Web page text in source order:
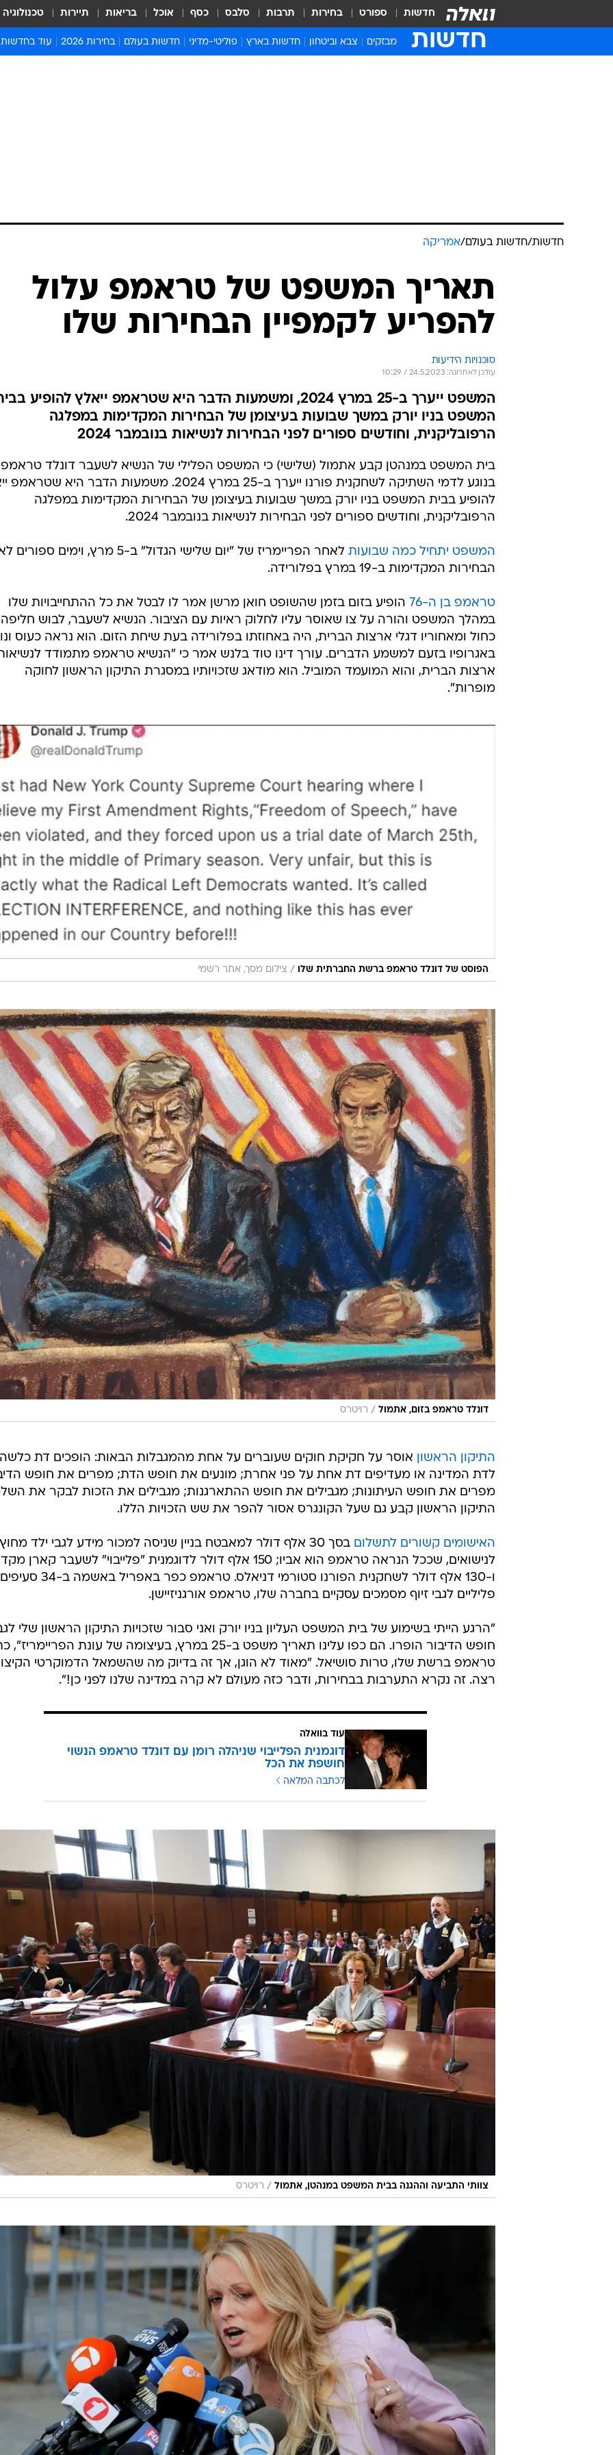
חדשות ספורט בחירות תרבות סלבס כסף אוכל בריאות תיירות טכנולוגיה
חדשות מבזקים צבא וביטחון חדשות בארץ פוליטי-מדיני חדשות בעולם בחירות 2026 עוד בחדשות
חדשות
חדשות/חדשות בעולם/אמריקה
תאריך המשפט של טראמפ עלול
להפריע לקמפיין הבחירות שלו
סוכנויות הידיעות
עודכן לאחרונה: 24.5.2023 / 10:29
המשפט ייערך ב-25 במרץ 2024, ומשמעות הדבר היא שטראמפ ייאלץ להופיע
המשפט בניו יורק במשך שבועות בעיצומן של הבחירות המקדימות במפלגה
הרפובליקנית, וחודשים ספורים לפני הבחירות לנשיאות בנובמבר 2024
בית המשפט במנהטן קבע אתמול (שלישי) כי המשפט הפלילי של הנשיא לשעבר דונלד טראמפ
בנוגע לדמי השתיקה לשחקנית פורנו ייערך ב-25 במרץ 2024. משמעות הדבר היא
להופיע בבית המשפט בניו יורק במשך שבועות בעיצומן של הבחירות המקדימות במפלגה
הרפובליקנית, וחודשים ספורים לפני הבחירות לנשיאות בנובמבר 2024.
המשפט יתחיל כמה שבועות
לאחר הפריימריז של "יום שלישי הגדול" ב-5 מרץ, וימים
הבחירות המקדימות ב-19 במרץ בפלורידה.
טראמפ בן ה-76
הופיע בזום בזמן שהשופט חואן מרשן אמר לו לבטל את כל ההתחייבויות שלו
במהלך המשפט והורה על צו שאוסר עליו לחלוק ראיות עם הציבור. הנשיא לשעבר, לבוש חליפה
כחול ומאחוריו דגלי ארצות הברית, היה באחוזתו בפלורידה בעת שיחת הזום. הוא נראה כעוס
באגרופיו בזעם למשמע הדברים. עורך דינו טוד בלנש אמר כי "הנשיא טראמפ מתמודד
ארצות הברית, והוא המועמד המוביל. הוא מודאג שזכויותיו במסגרת התיקון הראשון לחוקה
מופרות".
הפוסט של דונלד טראמפ ברשת החברתית שלו / צילום מסך, אתר רשמי
דונלד טראמפ בזום, אתמול / רויטרס
התיקון הראשון אוסר על חקיקת חוקים שעוברים על אחת מהמגבלות הבאות: הופכים דת
לדת המדינה או מעדיפים דת אחת על פני אחרת; מונעים את חופש הדת; מפרים את חופש
מפרים את חופש העיתונות; מגבילים את חופש ההתארגנות; מגבילים את הזכות לבקר את
התיקון הראשון קבע גם שעל הקונגרס אסור להפר את שש הזכויות הללו.
האישומים קשורים לתשלום
בסך 30 אלף דולר למאבטח בניין שניסה למכור מידע לגבי ילד מחוץ
לנישואים, שככל הנראה טראמפ הוא אביו; 150 אלף דולר לדוגמנית "פלייבוי" לשעבר קארן
ו-130 אלף דולר לשחקנית הפורנו סטורמי דניאלס. טראמפ כפר באפריל באשמה ב-34 סעיפים
פליליים לגבי זיוף מסמכים עסקיים בחברה שלו, טראמפ אורגניזיישן.
"הרגע הייתי בשימוע של בית המשפט העליון בניו יורק ואני סבור שזכויות התיקון הראשון שלי
חופש הדיבור הופרו. הם כפו עלינו תאריך משפט ב-25 במרץ, בעיצומה של עונת
טראמפ ברשת שלו, טרות סושיאל. "מאוד לא הוגן, אך זה בדיוק מה שהשמאל הדמוקרטי
רצה. זה נקרא התערבות בבחירות, ודבר כזה מעולם לא קרה במדינה שלנו לפני כן!".
עוד בוואלה
דוגמנית הפלייבוי שניהלה רומן עם דונלד טראמפ הנשוי
חושפת את הכל
לכתבה המלאה
צוותי התביעה וההגנה בבית המשפט במנהטן, אתמול / רויטרס